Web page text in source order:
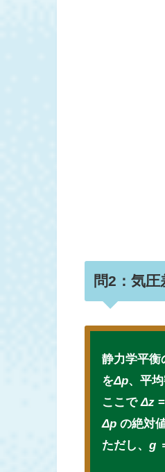
問2：気圧
静力学平衡
をΔp、平
ここでΔz
Δp の絶対
ただし、g